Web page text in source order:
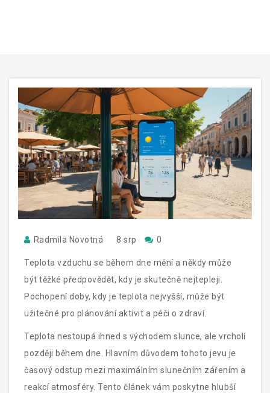
Radmila Novotná 8 srp 0
Teplota vzduchu se během dne mění a někdy může
být těžké předpovědět, kdy je skutečně nejtepleji.
Pochopení doby, kdy je teplota nejvyšší, může být
užitečné pro plánování aktivit a péči o zdraví.
Teplota nestoupá ihned s východem slunce, ale vrcholí
později během dne. Hlavním důvodem tohoto jevu je
časový odstup mezi maximálním slunečním zářením a
reakcí atmosféry. Tento článek vám poskytne hlubší